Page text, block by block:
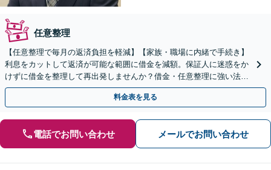
任意整理
【任意整理で毎月の返済負担を軽減】【家族・職場に内緒で手続き】
利息をカットして返済が可能な範囲に借金を減額。保証人に迷惑をか
けずに借金を整理して再出発しませんか？借金・任意整理に強い法律
事務所【実績5,000件以上】【財産を残して借金整理】
料金表を見る
電話でお問い合わせ メールでお問い合わせ